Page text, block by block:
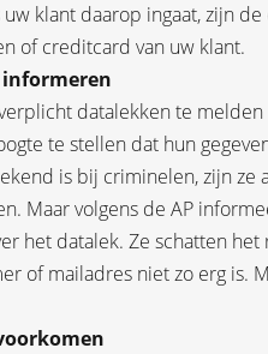
klant daarop ingaat, zijn
of creditcard van uw klant.
datalekken te
te stellen dat hun
is bij criminelen, zijn ze
Maar volgens de AP
het datalek. Ze schatten
of mailadres niet zo erg is.